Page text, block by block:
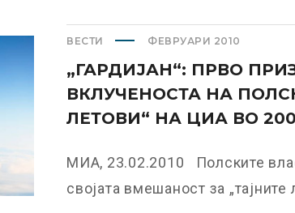
ВЕСТИ ФЕВРУАРИ 2010
„ГАРДИЈАН“: ПРВО
ВКЛУЧЕНОСТА НА
ЛЕТОВИ“ НА ЦИА ВО
МИА, 23.02.2010 Полските
својата вмешаност за „тајните